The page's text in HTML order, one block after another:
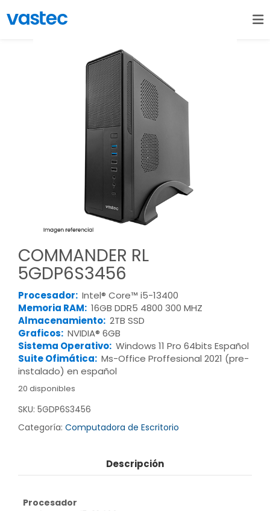
COMMANDER RL
5GDP6S3456
Procesador: Intel® Core™ i5-13400
Memoria RAM: 16GB DDR5 4800 300 MHZ
Almacenamiento: 2TB SSD
Graficos: NVIDIA® 6GB
Sistema Operativo: Windows 11 Pro 64bits Español
Suite Ofimática: Ms-Office Proffesional 2021 (pre-
instalado) en español
20 disponibles
SKU: 5GDP6S3456
Categoría: Computadora de Escritorio
Descripción
Procesador